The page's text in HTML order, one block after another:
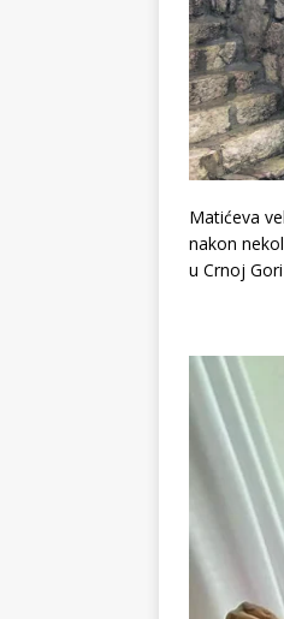
Matićeva
nakon
u Crnoj